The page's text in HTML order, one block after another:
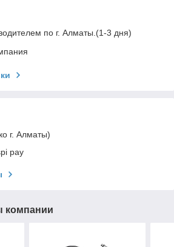
по г. Алматы.(1-3 дня)
г. Алматы)
pay
компании